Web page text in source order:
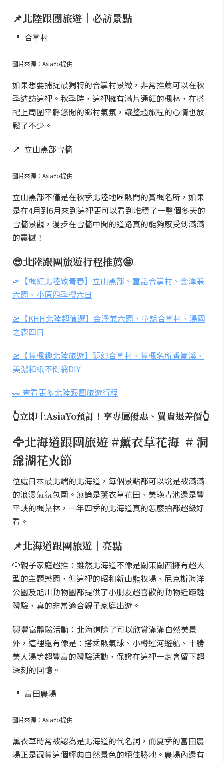
📌北陸跟團旅遊｜必訪景點
📍 合掌村
圖片來源：AsiaYo提供
如果想要捕捉最獨特的合掌村景緻，非常推薦可以在秋
季造訪這裡。秋季時，這裡擁有滿片通紅的楓林，在搭
配上周圍平靜悠閒的鄉村氣氛，讓整趟旅程的心情也放
鬆了不少。
📍 立山黑部雪牆
圖片來源：AsiaYo提供
立山黑部不僅是在秋季北陸地區熱門的賞楓名所，如果
是在4月到6月來到這裡更可以看到堆積了一整個冬天的
雪牆景觀，漫步在雪牆中間的道路真的能夠感受到滿滿
的震撼！
😎北陸跟團旅遊行程推薦🤩
🛫【楓紅北陸致青春】立山黑部、童話合掌村、金澤兼
六園、小原四季櫻六日
🛫【KHH北陸超值選】金澤兼六園、童話合掌村、湯國
之森四日
🛫【賞楓趣北陸旅遊】夢幻合掌村、賞楓名所香嵐溪、
美濃和紙不倒翁DIY
👀 查看更多北陸跟團旅遊行程
👆立即上AsiaYo預訂！享專屬優惠、買貴退差價👆
🦅北海道跟團旅遊 #薰衣草花海 # 洞
爺湖花火節
位處日本最北端的北海道，每個景點都可以說是被滿滿
的浪漫氣氛包圍。無論是薰衣草花田、美瑛青池還是豐
平峽的楓葉林，一年四季的北海道真的怎麼拍都超級好
看。
📌北海道跟團旅遊｜亮點
🐶親子家庭超推：雖然北海道不像是關東關西擁有超大
型的主題樂園，但這裡的昭和新山熊牧場、尼克斯海洋
公園及旭川動物園都提供了小朋友超喜歡的動物近距離
體驗，真的非常適合親子家庭出遊。
🐱豐富體驗活動：北海道除了可以欣賞滿滿自然美景
外，這裡還有像是：搭乘熱氣球、小樽運河遊船、十勝
美人湯等超豐富的體驗活動，保證在這裡一定會留下超
深刻的回憶。
📍 富田農場
圖片來源：AsiaYo提供
薰衣草時常被認為是北海道的代名詞，而夏季的富田農
場正是觀賞這個經典自然景色的絕佳勝地。農場內還有